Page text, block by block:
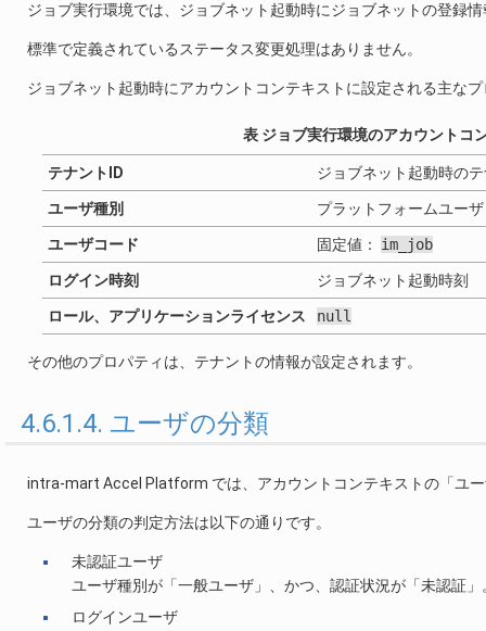
ジョブ実行環境では、ジョブネット起動時にジョブネットの登録
標準で定義されているステータス変更処理はありません。
ジョブネット起動時にアカウントコンテキストに設定される主な
表 ジョブ実行環境のアカウントコ
テナントID ジョブネット起動時の
ユーザ種別 プラットフォームユーザ
ユーザコード 固定値： im_job
ログイン時刻 ジョブネット起動時刻
ロール、アプリケーションライセンス null
その他のプロパティは、テナントの情報が設定されます。
4.6.1.4. ユーザの分類
intra-mart Accel Platform では、アカウントコンテキストの「ユ
ユーザの分類の判定方法は以下の通りです。
未認証ユーザ
ユーザ種別が「一般ユーザ」、かつ、認証状況が「未認証」
ログインユーザ